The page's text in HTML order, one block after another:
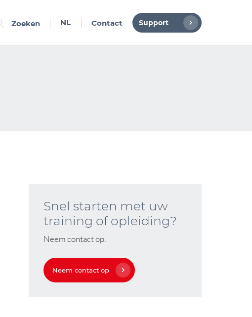
Zoeken
NL
Contact Support
Snel starten met uw
training of opleiding?
Neem contact op.
Neem contact op